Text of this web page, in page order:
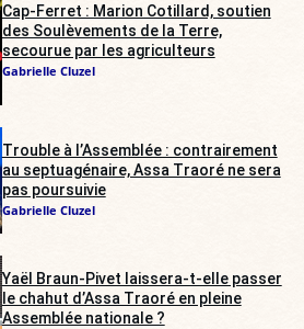
Cap-Ferret : Marion Cotillard, soutien
des Soulèvements de la Terre,
secourue par les agriculteurs
Gabrielle Cluzel
Trouble à l’Assemblée : contrairement
au septuagénaire, Assa Traoré ne sera
pas poursuivie
Gabrielle Cluzel
Yaël Braun-Pivet laissera-t-elle passer
le chahut d’Assa Traoré en pleine
Assemblée nationale ?